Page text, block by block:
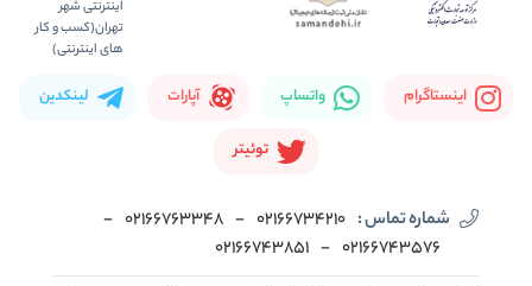
اینستاگرام واتساپ آپارات لینکدین
توئیتر
شماره تماس : 02166734210
-
02166763348
-
02166743576
-
02166743851